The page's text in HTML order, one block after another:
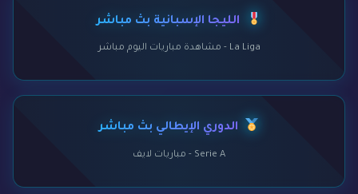
الليجا الإسبانية بث مباشر
La Liga - مشاهدة مباريات اليوم مباشر
الدوري الإيطالي بث مباشر
Serie A - مباريات لايف